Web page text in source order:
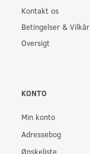
Kontakt os
Betingelser & Vilkår
Oversigt
KONTO
Min konto
Adressebog
Ønskeliste